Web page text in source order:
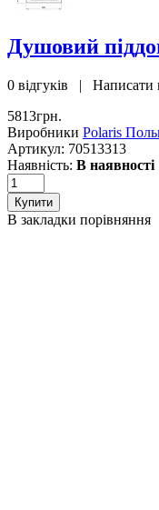
Душовий
0 відгуків | Написати
5813грн.
Виробники Polaris
Артикул: 70513313
Наявність: В наявності
В закладки порівняння